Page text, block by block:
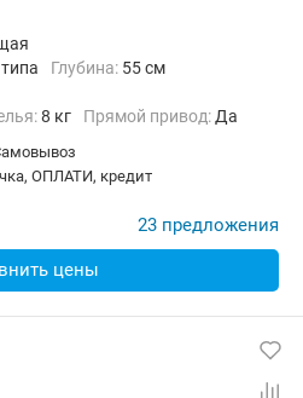
Глубина: 55 см
8 кг прямой привод: Да
Выбор скорости отжима,
Защита от протечек, Контроль
ОПЛАТИ, кредит
23 предложения
цены